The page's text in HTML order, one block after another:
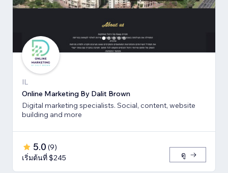
IL
Online Marketing By Dalit Brown
Digital marketing specialists. Social, content, website
building and more
5.0 (9)
เริ่มต้นที่ $245
ดู